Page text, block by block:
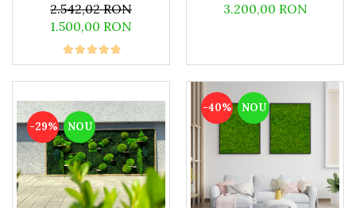
2.542,02 RON
1.500,00 RON
3.200,00 RON
-29% NOU
-40% NOU